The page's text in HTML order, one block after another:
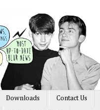
Downloads Contact Us